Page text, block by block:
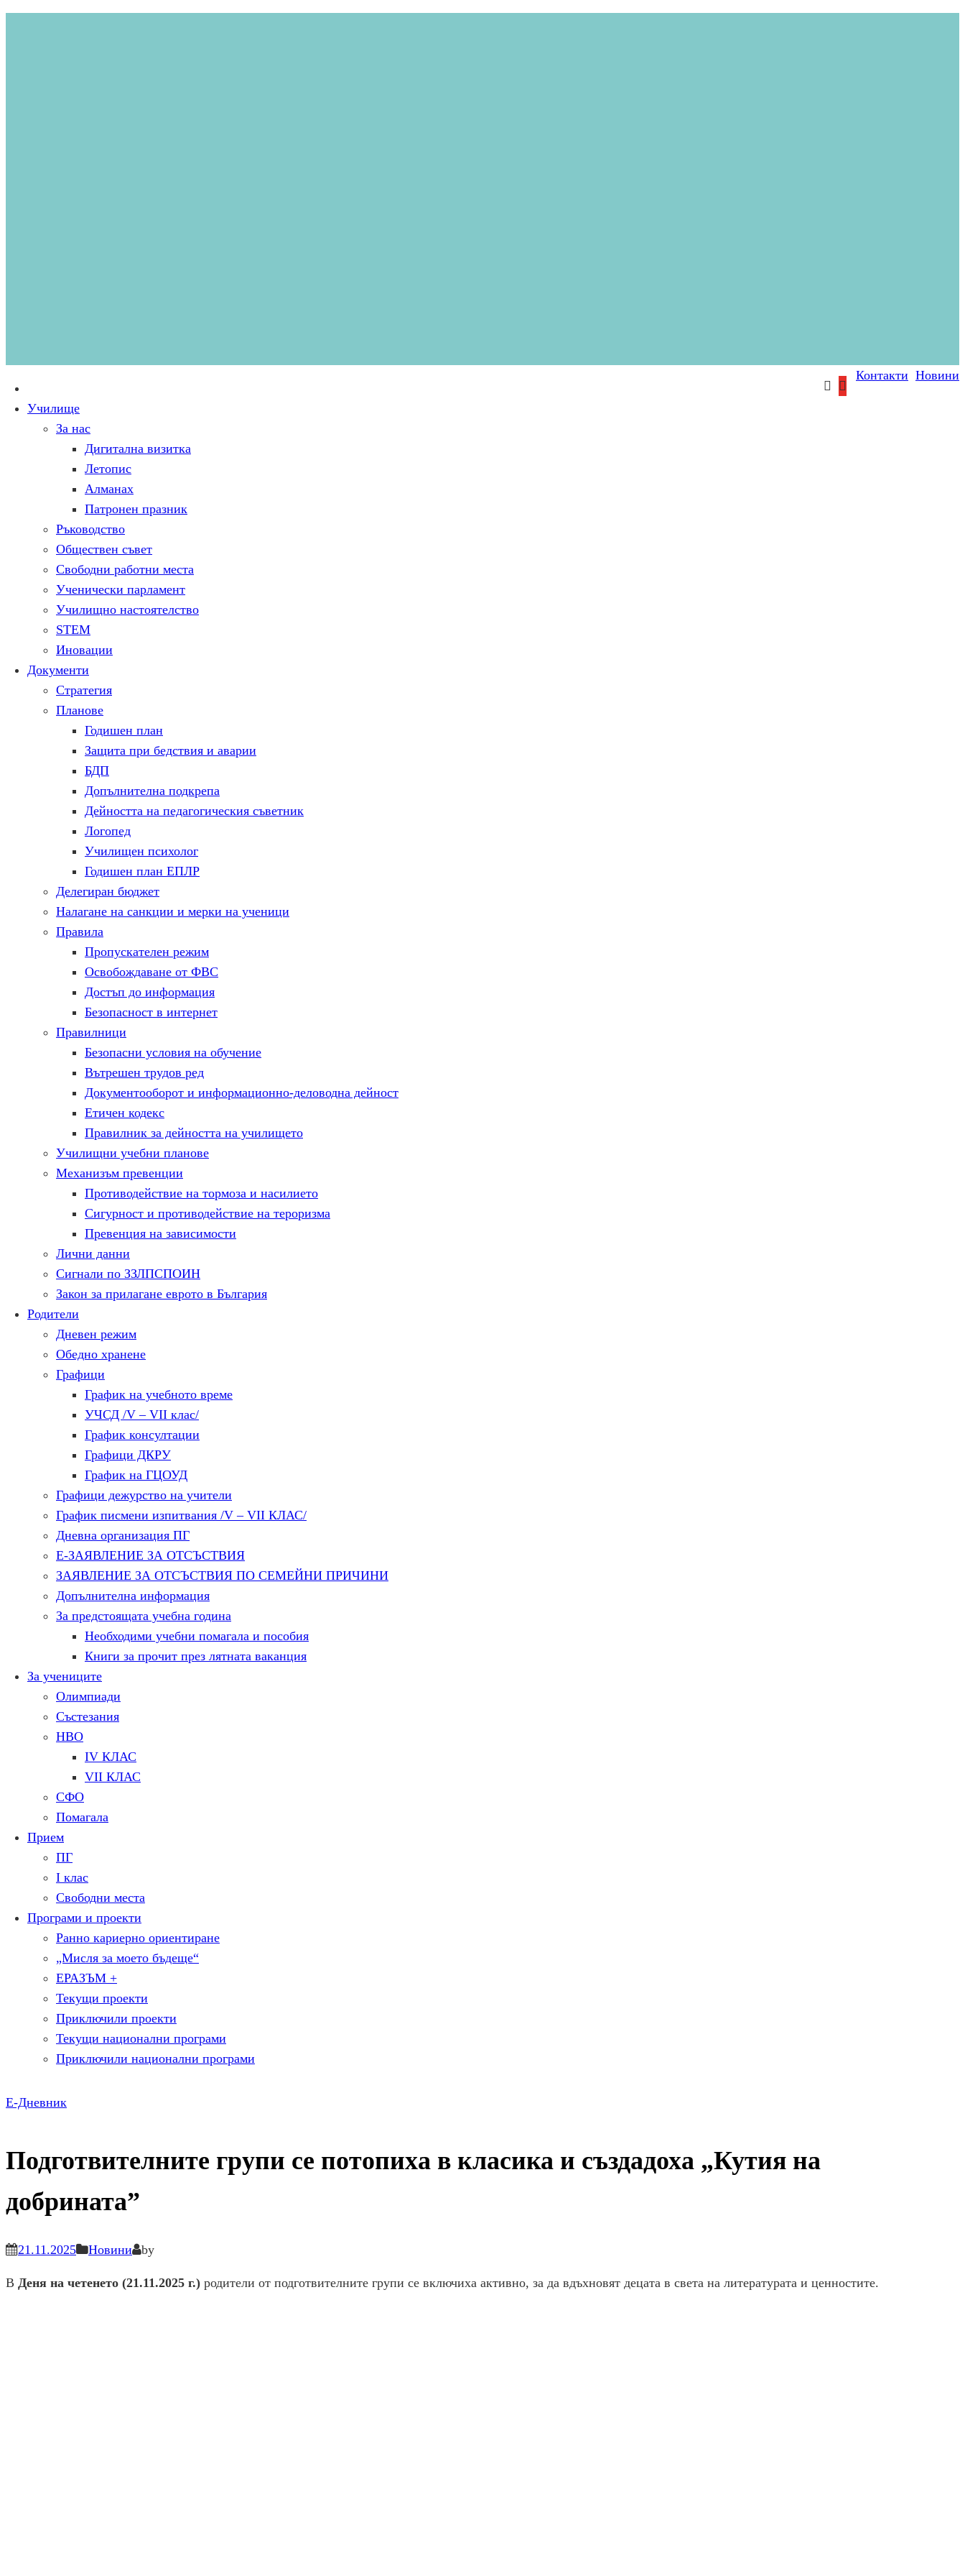
Контакти Новини
Училище
За нас
Дигитална визитка
Летопис
Алманах
Патронен празник
Ръководство
Обществен съвет
Свободни работни места
Ученически парламент
Училищно настоятелство
STEM
Иновации
Документи
Стратегия
Планове
Годишен план
Защита при бедствия и аварии
БДП
Допълнителна подкрепа
Дейността на педагогическия съветник
Логопед
Училищен психолог
Годишен план ЕПЛР
Делегиран бюджет
Налагане на санкции и мерки на ученици
Правила
Пропускателен режим
Освобождаване от ФВС
Достъп до информация
Безопасност в интернет
Правилници
Безопасни условия на обучение
Вътрешен трудов ред
Документооборот и информационно-деловодна дейност
Етичен кодекс
Правилник за дейността на училището
Училищни учебни планове
Механизъм превенции
Противодействие на тормоза и насилието
Сигурност и противодействие на тероризма
Превенция на зависимости
Лични данни
Сигнали по ЗЗЛПСПОИН
Закон за прилагане еврото в България
Родители
Дневен режим
Обедно хранене
Графици
График на учебното време
УЧСД /V – VII клас/
График консултации
Графици ДКРУ
График на ГЦОУД
Графици дежурство на учители
График писмени изпитвания /V – VII КЛАС/
Дневна организация ПГ
Е-ЗАЯВЛЕНИЕ ЗА ОТСЪСТВИЯ
ЗАЯВЛЕНИЕ ЗА ОТСЪСТВИЯ ПО СЕМЕЙНИ ПРИЧИНИ
Допълнителна информация
За предстоящата учебна година
Необходими учебни помагала и пособия
Книги за прочит през лятната ваканция
За учениците
Олимпиади
Състезания
НВО
IV КЛАС
VII КЛАС
СФО
Помагала
Прием
ПГ
I клас
Свободни места
Програми и проекти
Ранно кариерно ориентиране
„Мисля за моето бъдеще“
ЕРАЗЪМ +
Текущи проекти
Приключили проекти
Текущи национални програми
Приключили национални програми
Е-Дневник
Подготвителните групи се потопиха в класика и създадоха „Кутия на
добрината”
21.11.2025 Новини by
В Деня на четенето (21.11.2025 г.) родители от подготвителните групи се включиха активно, за да вдъхновят децата в света на литературата и ценностите.